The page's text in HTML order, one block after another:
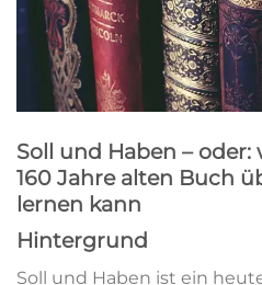
Soll und Haben –
160 Jahre alten Buch
lernen kann
Hintergrund
Soll und Haben ist ein